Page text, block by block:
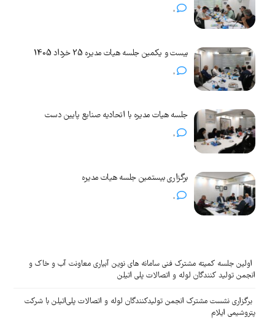
0
بیست و یکمین جلسه هیات مدیره 25 خرداد 1405
0
جلسه هیات مدیره با اتحادیه صنایع پایین دست
0
برگزاری بیستمین جلسه هیات مدیره
0
اولین جلسه کمیته مشترک فنی سامانه های نوین آبیاری معاونت آب و خاک و
انجمن تولید کنندگان لوله و اتصالات پلی اتیلن
برگزاری نشست مشترک انجمن تولیدکنندگان لوله و اتصالات پلی‌اتیلن با شرکت
پتروشیمی ایلام